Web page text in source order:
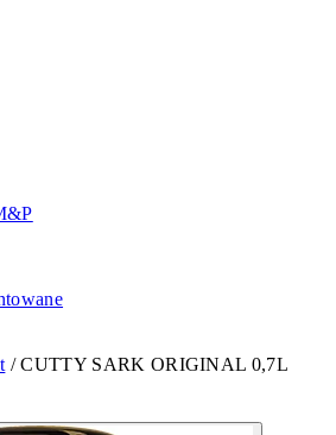
/CUTTY SARK ORIGINAL 0,7L